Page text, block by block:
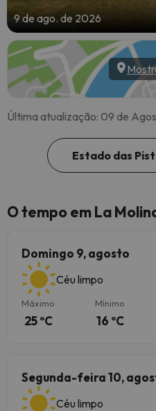
9 de ago. de 2026
Última atualização: 09 de
Estado das
O tempo em La
Domingo 9, agosto
Céu limpo
Máximo
25 ºC
Mínimo
16 ºC
Segunda-feira 10,
Céu limpo